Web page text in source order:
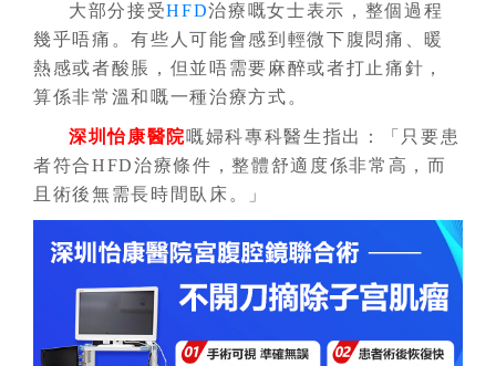
大部分接受HFD治療嘅女士表示，整個過程
幾乎唔痛。有些人可能會感到輕微下腹悶痛、暖
熱感或者酸脹，但並唔需要麻醉或者打止痛針，
算係非常溫和嘅一種治療方式。
深圳怡康醫院嘅婦科專科醫生指出：「只要患
者符合HFD治療條件，整體舒適度係非常高，而
且術後無需長時間臥床。」